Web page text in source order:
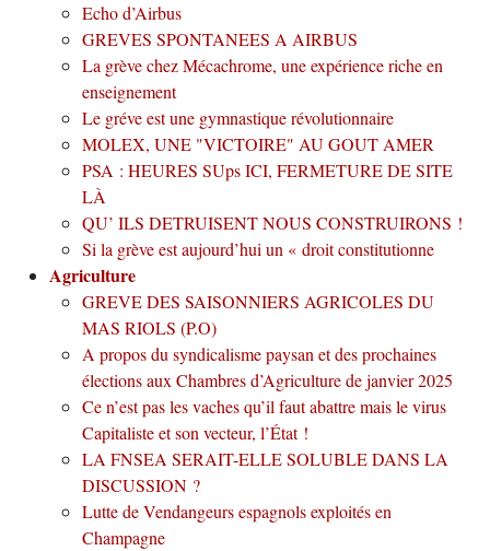
Echo d’Airbus
GREVES SPONTANEES A AIRBUS
La grève chez Mécachrome, une expérience riche en
enseignement
Le gréve est une gymnastique révolutionnaire
MOLEX, UNE "VICTOIRE" AU GOUT AMER
PSA : HEURES SUps ICI, FERMETURE DE SITE
LÀ
QU’ ILS DETRUISENT NOUS CONSTRUIRONS !
Si la grève est aujourd’hui un « droit constitutionne
Agriculture
GREVE DES SAISONNIERS AGRICOLES DU
MAS RIOLS (P.O)
A propos du syndicalisme paysan et des prochaines
élections aux Chambres d’Agriculture de janvier 2025
Ce n’est pas les vaches qu’il faut abattre mais le virus
Capitaliste et son vecteur, l’État !
LA FNSEA SERAIT-ELLE SOLUBLE DANS LA
DISCUSSION ?
Lutte de Vendangeurs espagnols exploités en
Champagne